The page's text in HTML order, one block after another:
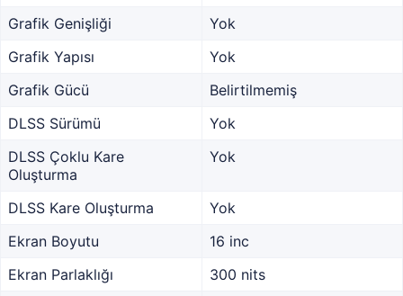
Grafik Genişliği
Yok
Grafik Yapısı
Yok
Grafik Gücü
Belirtilmemiş
DLSS Sürümü
Yok
DLSS Çoklu Kare
Oluşturma
Yok
DLSS Kare Oluşturma
Yok
Ekran Boyutu
16 inc
Ekran Parlaklığı
300 nits